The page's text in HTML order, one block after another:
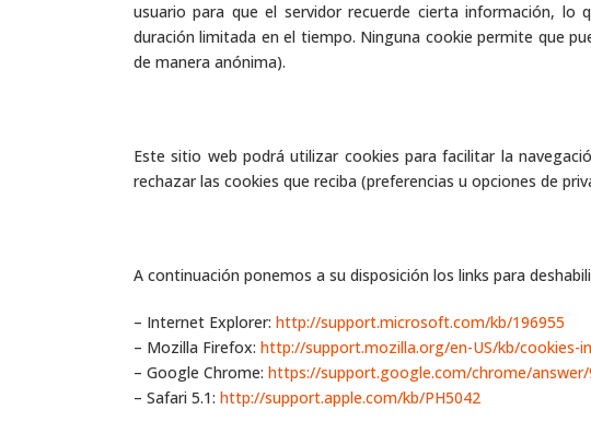
usuario para que el servidor recuerde cierta información,
duración limitada en el tiempo. Ninguna cookie permite que
de manera anónima).
Este sitio web podrá utilizar cookies para facilitar la
rechazar las cookies que reciba (preferencias u opciones de
A continuación ponemos a su disposición los links para
– Internet Explorer: http://support.microsoft.com/kb/196955
– Mozilla Firefox: http://support.mozilla.org/en-US/kb/cookies-
– Google Chrome: https://support.google.com/chrome/answer/
– Safari 5.1: http://support.apple.com/kb/PH5042